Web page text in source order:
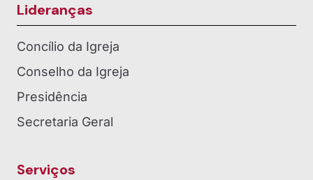
Lideranças
Concílio da Igreja
Conselho da Igreja
Presidência
Secretaria Geral
Serviços